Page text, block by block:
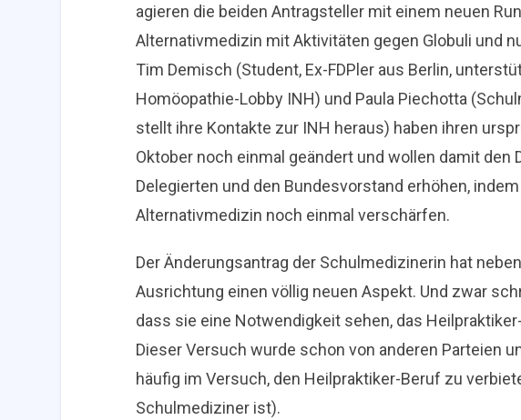
agieren die beiden Antragsteller mit einem neuen
Alternativmedizin mit Aktivitäten gegen Globuli und
Tim Demisch (Student, Ex-FDPler aus Berlin,
Homöopathie-Lobby INH) und Paula Piechotta
stellt ihre Kontakte zur INH heraus) haben ihren
Oktober noch einmal geändert und wollen damit den
Delegierten und den Bundesvorstand erhöhen,
Alternativmedizin noch einmal verschärfen.
Der Änderungsantrag der Schulmedizinerin hat
Ausrichtung einen völlig neuen Aspekt. Und zwar
dass sie eine Notwendigkeit sehen, das
Dieser Versuch wurde schon von anderen Parteien
häufig im Versuch, den Heilpraktiker-Beruf zu
Schulmediziner ist).